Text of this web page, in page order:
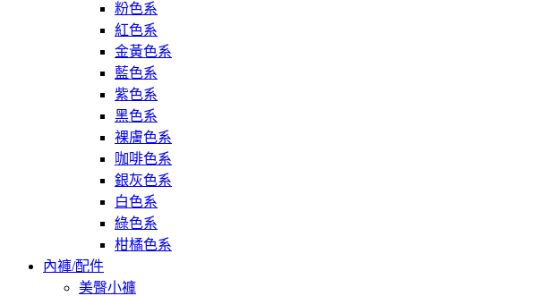
粉色系
紅色系
金黃色系
藍色系
紫色系
黑色系
裸膚色系
咖啡色系
銀灰色系
白色系
綠色系
柑橘色系
內褲/配件
美臀小褲